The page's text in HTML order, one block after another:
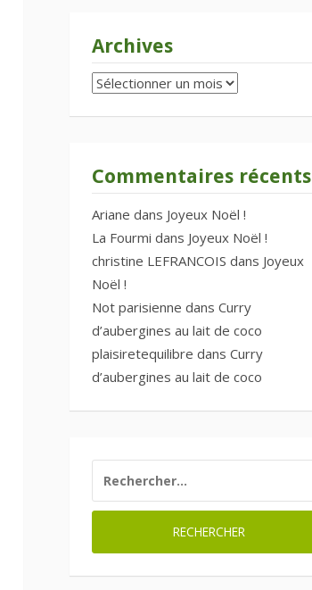
Archives
Archives
Commentaires récents
Ariane dans Joyeux Noël !
La Fourmi dans Joyeux Noël !
christine LEFRANCOIS dans Joyeux
Noël !
Not parisienne dans Curry
d’aubergines au lait de coco
plaisiretequilibre dans Curry
d’aubergines au lait de coco